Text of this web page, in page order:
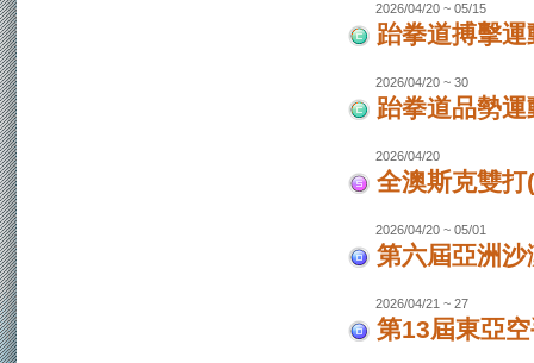
2026/04/20 ~ 05/15
跆拳道搏擊
2026/04/20 ~ 30
跆拳道品勢
2026/04/20
全澳斯克雙
2026/04/20 ~ 05/01
第六屆亞洲
2026/04/21 ~ 27
第13屆東亞